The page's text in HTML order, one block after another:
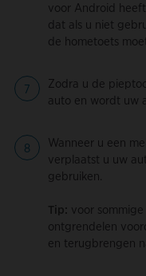
voor Android
dat als u niet
de hometoets
Zodra u de
auto en wordt uw
Wanneer u een
verplaatst u uw
gebruiken.
Tip: voor
ontgrendelen
en terugbrengen